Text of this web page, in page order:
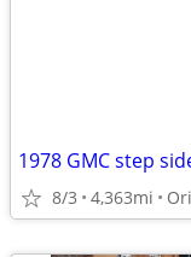
1978 GMC step
8/3 4,363mi